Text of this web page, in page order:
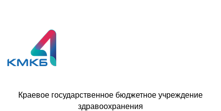
Краевое государственное бюджетное учреждение
здравоохранения